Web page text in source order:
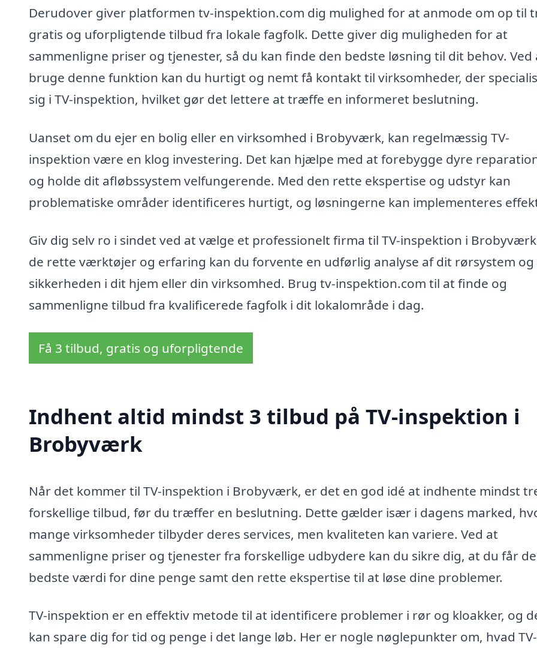
Derudover giver platformen tv-inspektion.com dig mulighed for at anmode om op til
gratis og uforpligtende tilbud fra lokale fagfolk. Dette giver dig muligheden for at
sammenligne priser og tjenester, så du kan finde den bedste løsning til dit behov. Ved
bruge denne funktion kan du hurtigt og nemt få kontakt til virksomheder, der
sig i TV-inspektion, hvilket gør det lettere at træffe en informeret beslutning.
Uanset om du ejer en bolig eller en virksomhed i Brobyværk, kan regelmæssig TV-
inspektion være en klog investering. Det kan hjælpe med at forebygge dyre
og holde dit afløbssystem velfungerende. Med den rette ekspertise og udstyr kan
problematiske områder identificeres hurtigt, og løsningerne kan implementeres
Giv dig selv ro i sindet ved at vælge et professionelt firma til TV-inspektion i
de rette værktøjer og erfaring kan du forvente en udførlig analyse af dit rørsystem og
sikkerheden i dit hjem eller din virksomhed. Brug tv-inspektion.com til at finde og
sammenligne tilbud fra kvalificerede fagfolk i dit lokalområde i dag.
Få 3 tilbud, gratis og uforpligtende
Indhent altid mindst 3 tilbud på TV-inspektion i
Brobyværk
Når det kommer til TV-inspektion i Brobyværk, er det en god idé at indhente mindst
forskellige tilbud, før du træffer en beslutning. Dette gælder især i dagens marked,
mange virksomheder tilbyder deres services, men kvaliteten kan variere. Ved at
sammenligne priser og tjenester fra forskellige udbydere kan du sikre dig, at du får
bedste værdi for dine penge samt den rette ekspertise til at løse dine problemer.
TV-inspektion er en effektiv metode til at identificere problemer i rør og kloakker, og
kan spare dig for tid og penge i det lange løb. Her er nogle nøglepunkter om, hvad TV-